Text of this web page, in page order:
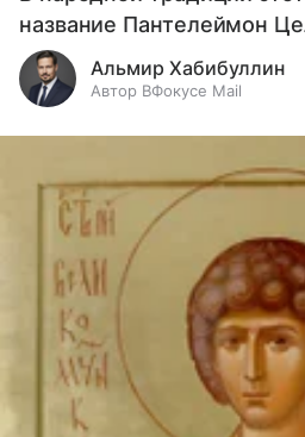
название Пантелеймон
Альмир Хабибуллин
Автор ВФокусе Mail